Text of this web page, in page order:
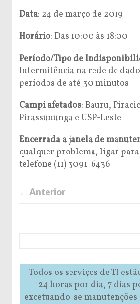
Data: 24 de março de 2019
Horário: Das 10:00 às 18:00
Período/Tipo de
Intermitência na rede de
períodos de até 30 minutos
Campi afetados: Bauru,
Pirassununga e USP-Leste
Encerrada a janela de
qualquer problema, ligar para
telefone (11) 3091-6436
← Anterior
Todos os serviços de TI
24 horas por dia, 7 dias
excetuando-se